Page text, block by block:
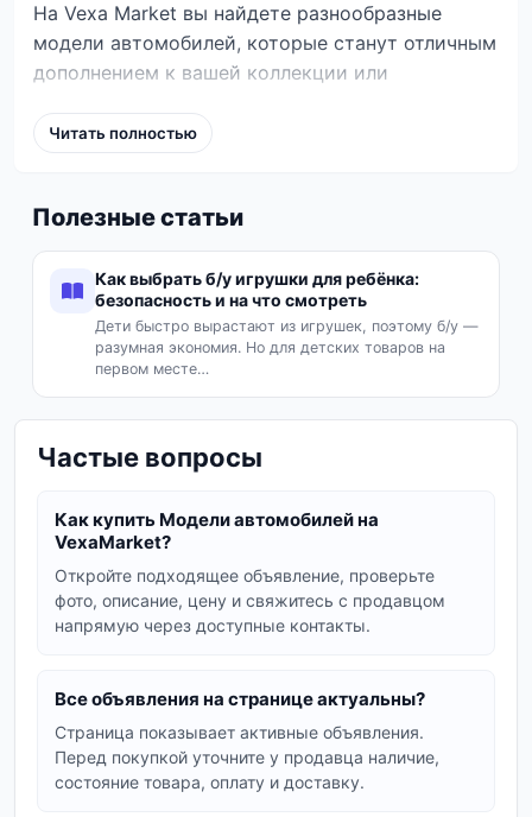
На Vexa Market вы найдете разнообразные
модели автомобилей, которые станут отличным
дополнением к вашей коллекции или
Популярные бренды и типы моделей
любимые многими поколениями.
Matchbox: Реалистичные модели, часто
повторяющие реальные автомобили.
Mini GT: Высокодетализированные
коллекционные модели для истинных
энтузиастов.
: Японские модели, отличающиеся
GCD: Еще один бренд, предлагающий
качественные миниатюры.
Massdi,PopRace: Другие производители,
пополняющие рынок интересными
В нашем каталоге представлены как новые, так
и бывшие в употреблении модели. Вы можете
найти как отдельные экземпляры, так и целые
Читать полностью
Полезные статьи
Как выбрать б/у игрушки для ребёнка:
безопасность и на что смотреть
Дети быстро вырастают из игрушек, поэтому б/у —
разумная экономия. Но для детских товаров на
первом месте…
Частые вопросы
Как купить Модели автомобилей на
VexaMarket?
Откройте подходящее объявление, проверьте
фото, описание, цену и свяжитесь с продавцом
напрямую через доступные контакты.
Все объявления на странице актуальны?
Страница показывает активные объявления.
Перед покупкой уточните у продавца наличие,
состояние товара, оплату и доставку.